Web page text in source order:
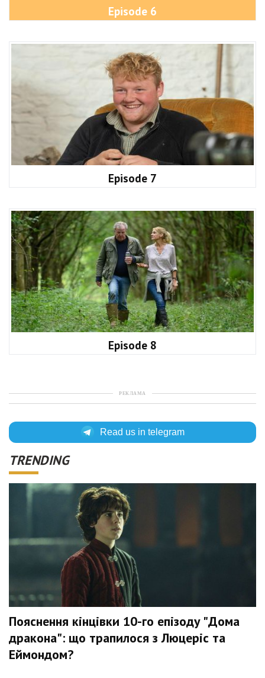
Episode 6
Episode 7
Episode 8
РЕКЛАМА
Read us in telegram
TRENDING
Пояснення кінцівки 10-го епізоду "Дома
дракона": що трапилося з Люцеріс та
Еймондом?